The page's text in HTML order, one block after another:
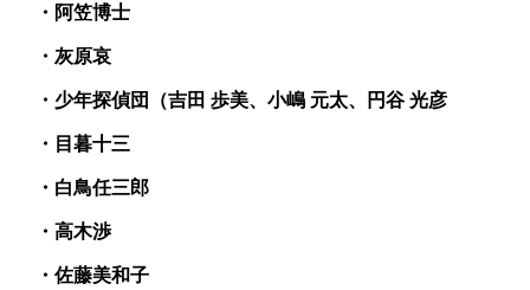
・阿笠博士
・灰原哀
・少年探偵団（吉田 歩美、小嶋 元太、円谷 光彦
・目暮十三
・白鳥任三郎
・高木渉
・佐藤美和子